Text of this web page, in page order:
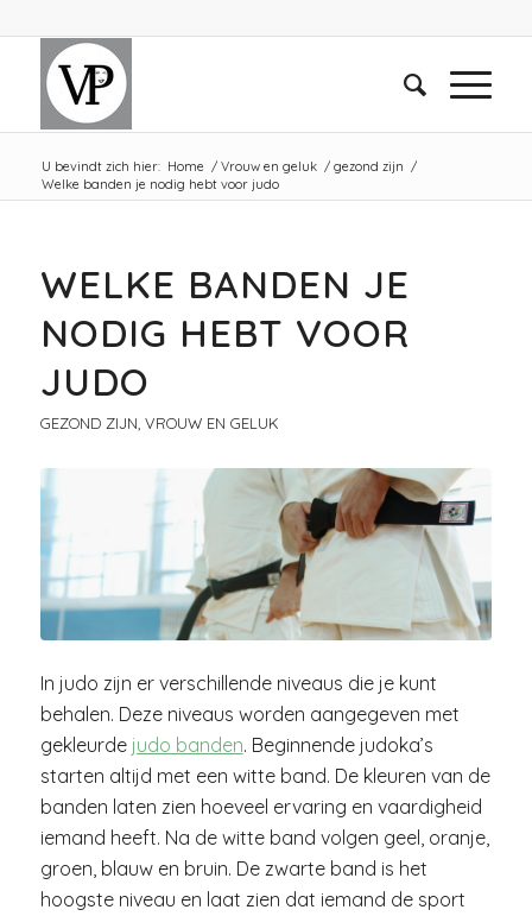
U bevindt zich hier: Home / Vrouw en geluk / gezond zijn /
Welke banden je nodig hebt voor judo
WELKE BANDEN JE
NODIG HEBT VOOR
JUDO
GEZOND ZIJN VROUW EN GELUK
In judo zijn er verschillende niveaus die je kunt
behalen. Deze niveaus worden aangegeven met
gekleurde judo banden. Beginnende judoka’s
starten altijd met een witte band. De kleuren van de
banden laten zien hoeveel ervaring en vaardigheid
iemand heeft. Na de witte band volgen geel, oranje,
groen, blauw en bruin. De zwarte band is het
hoogste niveau en laat zien dat iemand de sport